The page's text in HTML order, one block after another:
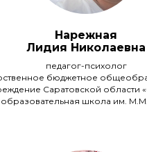
Нарежная
Лидия Николаевна
педагог-психолог
бюджетное
Саратовской области
школа им.